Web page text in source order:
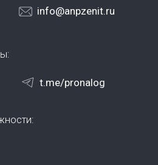
info@anpzenit.ru
t.me/pronalog